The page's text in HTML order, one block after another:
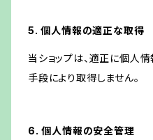
5. 個人情報の適正な取得
当ショップは、適正に個人
手段により取得しません。
6. 個人情報の安全管理